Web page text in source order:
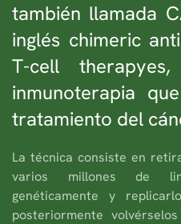
también llamada
inglés chimeric
T-cell
inmunoterapia
tratamiento del
La técnica consiste en
varios millones de
genéticamente y
posteriormente